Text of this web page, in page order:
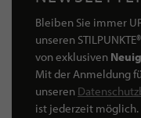
Bleiben Sie immer
unseren
von exklusiven
Mit der Anmeldung
unseren
ist jederzeit möglich.